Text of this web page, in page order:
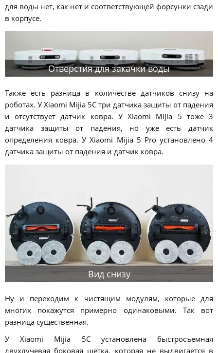
для воды нет, как нет и соответствующей форсунки сзади
в корпусе.
Отверстия для закачки воды
Также есть разница в количестве датчиков снизу на
роботах. У Xiaomi Mijia 5C три датчика защиты от падения
и отсутствует датчик ковра. У Xiaomi Mijia 5 тоже 3
датчика защиты от падения, но уже есть датчик
определения ковра. У Xiaomi Mijia 5 Pro установлено 4
датчика защиты от падения и датчик ковра.
Вид снизу
Ну и переходим к чистящим модулям, которые для
многих покажутся примерно одинаковыми. Так вот
разница существенная.
У Xiaomi Mijia 5C установлена быстросъемная
двухлучевая боковая щётка, которая не выдвигается в